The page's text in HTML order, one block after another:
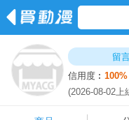
留
信用度︰100%
(2026-08-02上
商品